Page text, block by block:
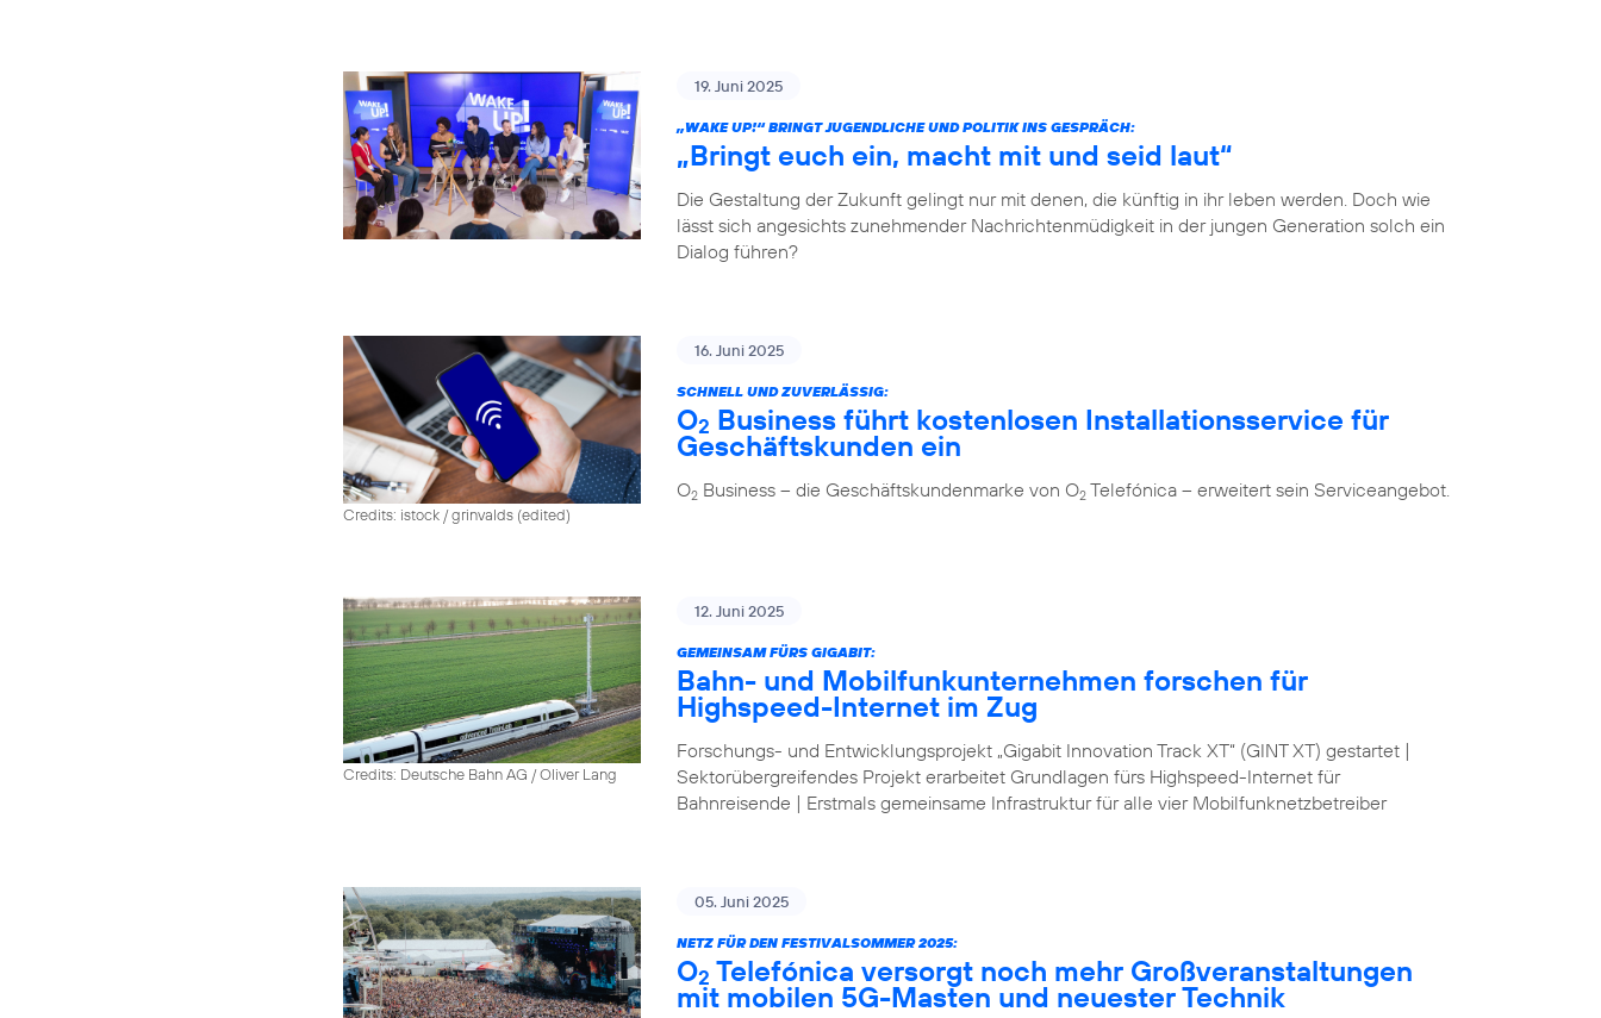
19. Juni 2025
„WAKE UP!“ BRINGT JUGENDLICHE UND POLITIK INS GESPRÄCH:
„Bringt euch ein, macht mit und seid laut“
Die Gestaltung der Zukunft gelingt nur mit denen, die künftig in ihr leben werden. Doch wie
lässt sich angesichts zunehmender Nachrichtenmüdigkeit in der jungen Generation solch ein
Dialog führen?
Credits: istock / grinvalds (edited)
16. Juni 2025
SCHNELL UND ZUVERLÄSSIG:
O2 Business führt kostenlosen Installationsservice für
Geschäftskunden ein
O2 Business – die Geschäftskundenmarke von O2 Telefónica – erweitert sein Serviceangebot.
Credits: Deutsche Bahn AG / Oliver Lang
12. Juni 2025
GEMEINSAM FÜRS GIGABIT:
Bahn- und Mobilfunkunternehmen forschen für
Highspeed-Internet im Zug
Forschungs- und Entwicklungsprojekt „Gigabit Innovation Track XT“ (GINT XT) gestartet |
Sektorübergreifendes Projekt erarbeitet Grundlagen fürs Highspeed-Internet für
Bahnreisende | Erstmals gemeinsame Infrastruktur für alle vier Mobilfunknetzbetreiber
05. Juni 2025
NETZ FÜR DEN FESTIVALSOMMER 2025:
O2 Telefónica versorgt noch mehr Großveranstaltungen
mit mobilen 5G-Masten und neuester Technik